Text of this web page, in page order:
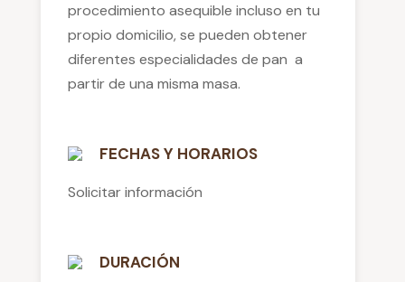
procedimiento asequible incluso en tu
propio domicilio, se pueden obtener
diferentes especialidades de pan a
partir de una misma masa.
FECHAS Y HORARIOS
Solicitar información
DURACIÓN